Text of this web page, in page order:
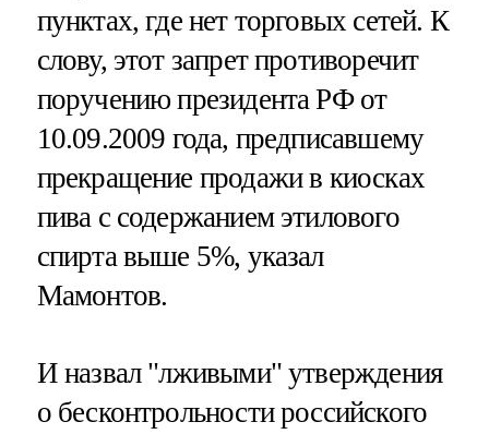
пунктах, где нет торговых сетей. К
слову, этот запрет противоречит
поручению президента РФ от
10.09.2009 года, предписавшему
прекращение продажи в киосках
пива с содержанием этилового
спирта выше 5%, указал
Мамонтов.
И назвал "лживыми" утверждения
о бесконтрольности российского